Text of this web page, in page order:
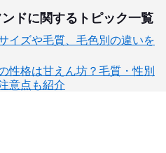
ドに関するトピック一覧
イズや毛質、毛色別の違いを
性格は甘えん坊？毛質・性別
意点も紹介